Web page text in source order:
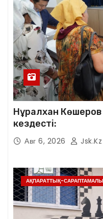
Нұралхан
кездесті:
Авг 6, 2026 Jsk.kz
АҚПАРАТТЫҚ-